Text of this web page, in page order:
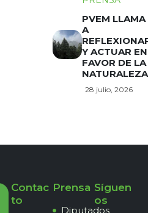
PVEM LLAMA
A
Y ACTUAR EN
FAVOR DE LA
NATURALEZA
28 julio, 2026
Contac
to
Prensa
Diputados
Síguen
os